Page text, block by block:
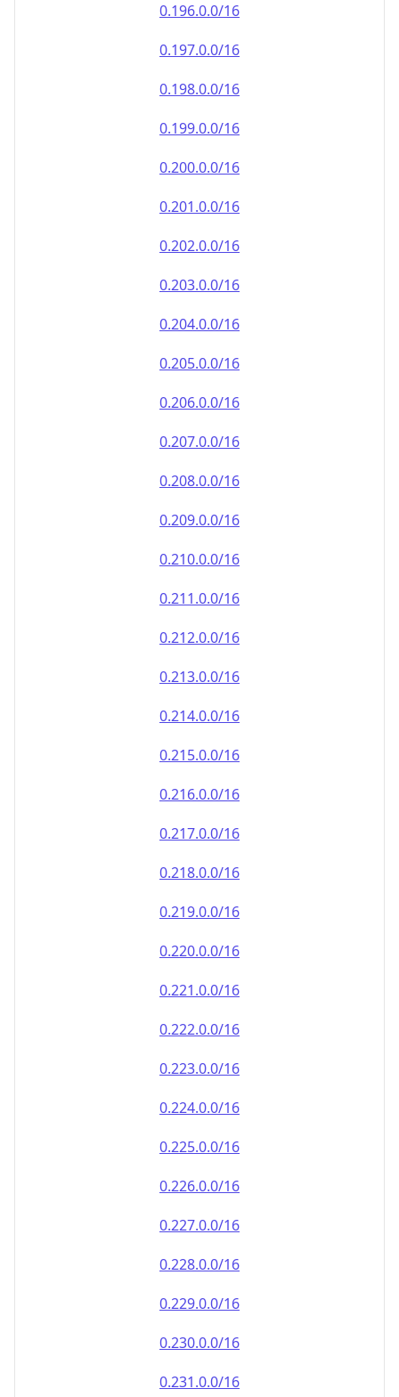
0.197.0.0/16
0.198.0.0/16
0.199.0.0/16
0.200.0.0/16
0.201.0.0/16
0.202.0.0/16
0.203.0.0/16
0.204.0.0/16
0.205.0.0/16
0.206.0.0/16
0.207.0.0/16
0.208.0.0/16
0.209.0.0/16
0.210.0.0/16
0.211.0.0/16
0.212.0.0/16
0.213.0.0/16
0.214.0.0/16
0.215.0.0/16
0.216.0.0/16
0.217.0.0/16
0.218.0.0/16
0.219.0.0/16
0.220.0.0/16
0.221.0.0/16
0.222.0.0/16
0.223.0.0/16
0.224.0.0/16
0.225.0.0/16
0.226.0.0/16
0.227.0.0/16
0.228.0.0/16
0.229.0.0/16
0.230.0.0/16
0.231.0.0/16